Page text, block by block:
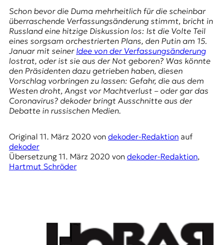
u
r
n
a
l
s
m
u
s
u
d
M
e
d
i
Schon bevor die Duma mehrheitlich für die scheinbar
überraschende Verfassungsänderung stimmt, bricht in
Russland eine hitzige Diskussion los: Ist die Volte Teil
eines sorgsam orchestrierten Plans, den Putin am 15.
Januar mit seiner Idee von der Verfassungsänderung
lostrat, oder ist sie aus der Not geboren? Was könnte
den Präsidenten dazu getrieben haben, diesen
Vorschlag vorbringen zu lassen: Gefahr, die aus dem
Westen droht, Angst vor Machtverlust – oder gar das
Coronavirus? dekoder bringt Ausschnitte aus der
Debatte in russischen Medien.
Original 11. März 2020 von dekoder-Redaktionauf
dekoder
Übersetzung 11. März 2020 von dekoder-Redaktion,
Hartmut Schröder